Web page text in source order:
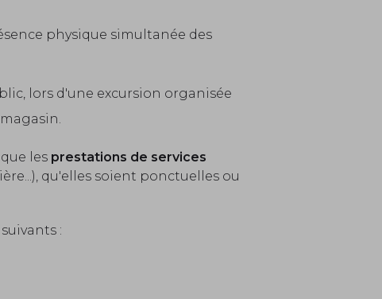
physique simultanée des
lors d'une excursion organisée
les prestations de services
qu'elles soient ponctuelles ou
: